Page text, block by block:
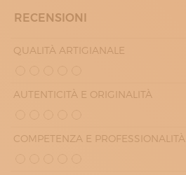
RECENSIONI
QUALITÀ ARTIGIANALE
AUTENTICITÀ E ORIGINALITÀ
COMPETENZA E PROFESSIONALITÀ